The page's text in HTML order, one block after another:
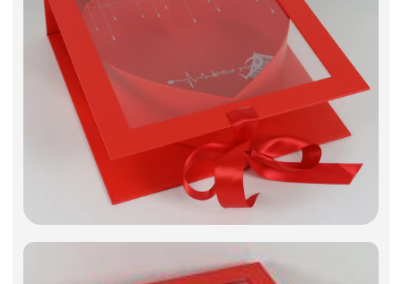
Игрушки мягкие
Изделия из металла
Сухоцветы